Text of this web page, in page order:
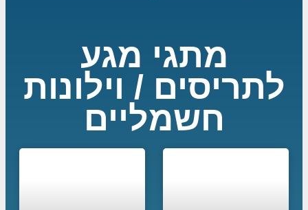
מתגי מגע
לתריסים / וילונות
חשמליים